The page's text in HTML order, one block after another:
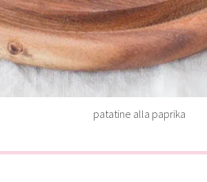
patatine alla paprika